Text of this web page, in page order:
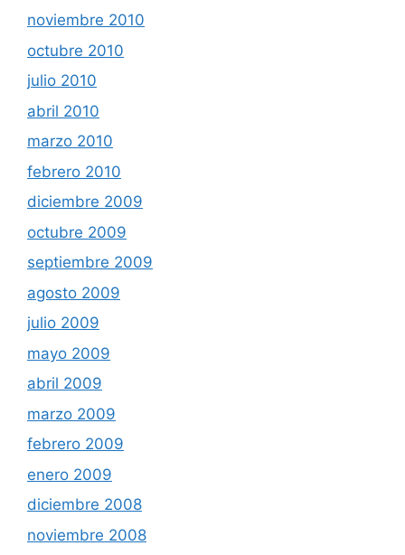
noviembre 2010
octubre 2010
julio 2010
abril 2010
marzo 2010
febrero 2010
diciembre 2009
octubre 2009
septiembre 2009
agosto 2009
julio 2009
mayo 2009
abril 2009
marzo 2009
febrero 2009
enero 2009
diciembre 2008
noviembre 2008